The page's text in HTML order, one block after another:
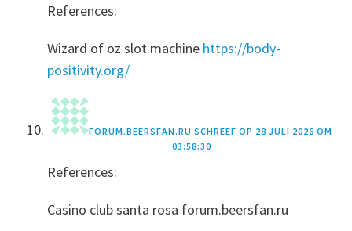
References:
Wizard of oz slot machine https://body-
positivity.org/
FORUM.BEERSFAN.RU SCHREEF OP 28 JULI 2026 OM
03:58:30
References:
Casino club santa rosa forum.beersfan.ru